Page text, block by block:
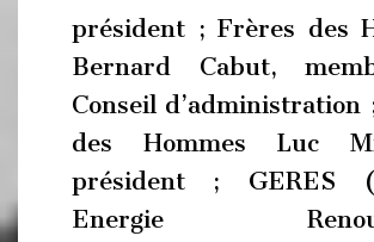
président ; Frères des
Bernard Cabut,
Conseil d’administration
des Hommes Luc
président ; GERES
Energie